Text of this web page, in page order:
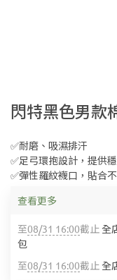
閃特黑色男款
✅耐磨、吸濕排汗
✅足弓環抱設計，提供
✅彈性羅紋襪口，貼合
至08/31 16:00截止全
包
至08/31 16:00截止全
查看更多